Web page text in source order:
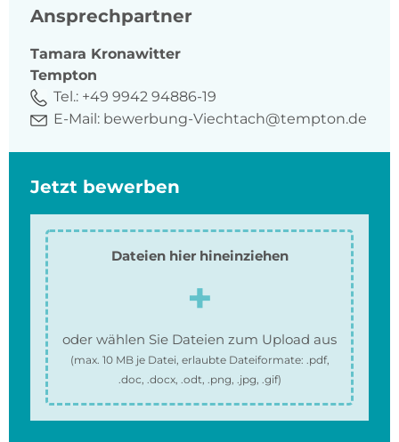
Ansprechpartner
Tamara Kronawitter
Tempton
Tel.: +49 9942 94886-19
E-Mail: bewerbung-Viechtach@tempton.de
Jetzt bewerben
Dateien hier hineinziehen
oder wählen Sie Dateien zum Upload aus
(max. 10 MBje Datei, erlaubte Dateiformate: .pdf,
.doc, .docx, .odt, .png, .jpg, .gif)